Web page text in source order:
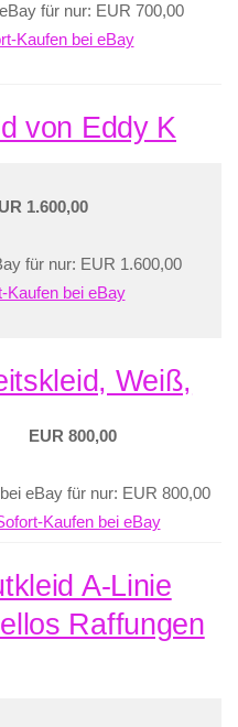
für nur: EUR 700,00
Kaufen bei eBay
von Eddy K
1.600,00
für nur: EUR 1.600,00
Kaufen bei eBay
Weiß,
EUR 800,00
eBay für nur: EUR 800,00
Kaufen bei eBay
A-Linie
Raffungen